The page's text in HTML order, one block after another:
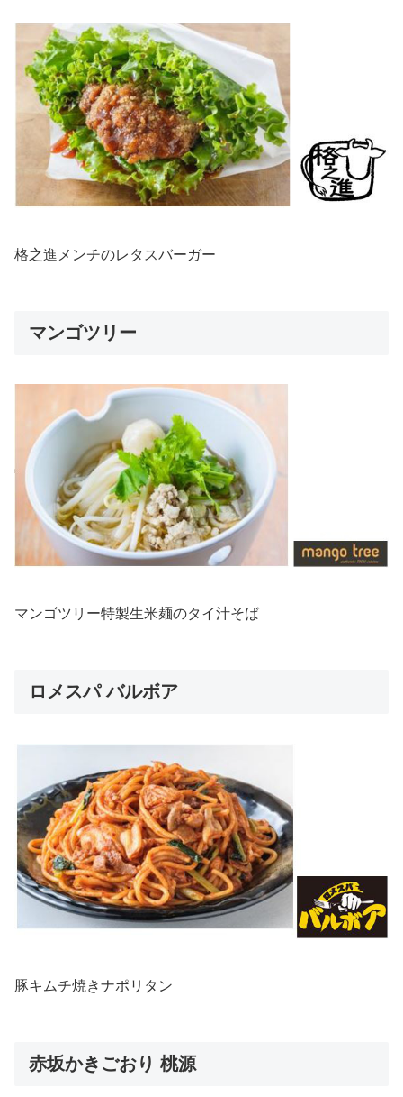
格之進メンチのレタスバーガー
マンゴツリー
マンゴツリー特製生米麺のタイ汁そば
ロメスパ バルボア
豚キムチ焼きナポリタン
赤坂かきごおり 桃源